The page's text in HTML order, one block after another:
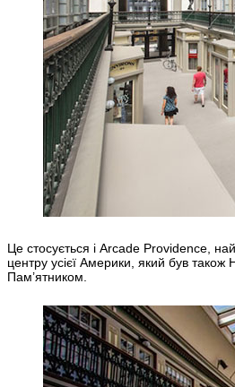
Це стосується і Arcade Providence,
центру усієї Америки, який був також
Пам’ятником.